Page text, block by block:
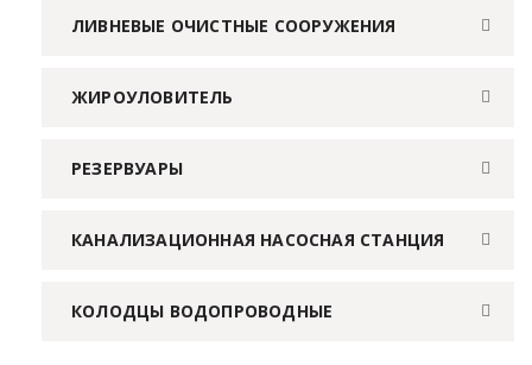
ЛИВНЕВЫЕ ОЧИСТНЫЕ СООРУЖЕНИЯ
ЖИРОУЛОВИТЕЛЬ
РЕЗЕРВУАРЫ
КАНАЛИЗАЦИОННАЯ НАСОСНАЯ СТАНЦИЯ
КОЛОДЦЫ ВОДОПРОВОДНЫЕ